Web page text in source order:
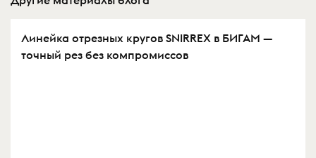
Линейка отрезных кругов SNIRREX в БИГАМ —
точный рез без компромиссов